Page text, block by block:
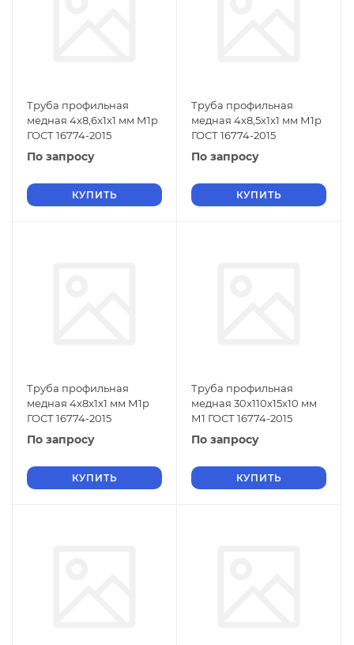
Труба профильная
медная 4x8,6x1x1 мм М1р
ГОСТ 16774-2015
По запросу
КУПИТЬ
Труба профильная
медная 4x8,5x1x1 мм М1р
ГОСТ 16774-2015
По запросу
КУПИТЬ
Труба профильная
медная 4x8x1x1 мм М1р
ГОСТ 16774-2015
По запросу
КУПИТЬ
Труба профильная
медная 30x110x15x10 мм
М1 ГОСТ 16774-2015
По запросу
КУПИТЬ